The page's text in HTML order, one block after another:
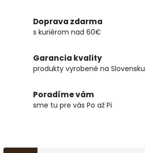
Doprava zdarma
s kuriérom nad 60€
Garancia kvality
produkty vyrobené na Slovensku
Poradíme vám
sme tu pre vás Po až Pi